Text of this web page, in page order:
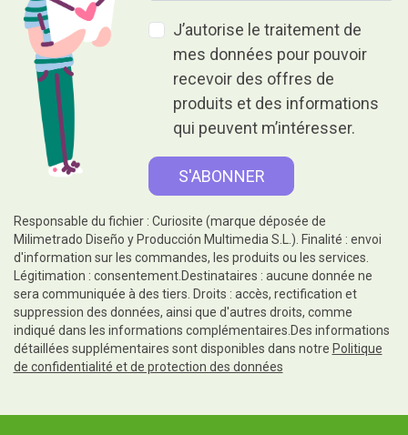
J’autorise le traitement de
mes données pour pouvoir
recevoir des offres de
produits et des informations
qui peuvent m’intéresser.
Responsable du fichier : Curiosite (marque déposée de
Milimetrado Diseño y Producción Multimedia S.L.). Finalité : envoi
d'information sur les commandes, les produits ou les services.
Légitimation : consentement.Destinataires : aucune donnée ne
sera communiquée à des tiers. Droits : accès, rectification et
suppression des données, ainsi que d'autres droits, comme
indiqué dans les informations complémentaires.Des informations
détaillées supplémentaires sont disponibles dans notre Politique
de confidentialité et de protection des données